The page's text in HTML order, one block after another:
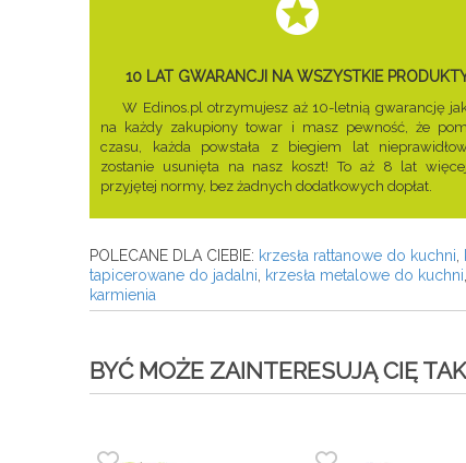
10 LAT GWARANCJI NA WSZYSTKIE
W Edinos.pl otrzymujesz aż 10-letnią gwarancję
na każdy zakupiony towar i masz pewność, że
czasu, każda powstała z biegiem lat
zostanie usunięta na nasz koszt! To aż 8 lat
przyjętej normy, bez żadnych dodatkowych dopłat.
POLECANE DLA CIEBIE: krzesła rattanowe do kuchni
tapicerowane do jadalni
krzesła metalowe do kuchni
karmienia
BYĆ MOŻE ZAINTERESUJĄ CIĘ